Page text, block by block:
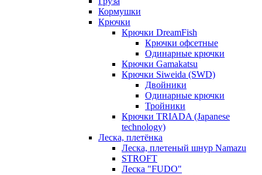
Кормушки
Крючки
Крючки DreamFish
Крючки офсетные
Одинарные крючки
Крючки Gamakatsu
Крючки Siweida (SWD)
Двойники
Одинарные крючки
Тройники
Крючки TRIADA (Japanese
technology)
Леска, плетёнка
Леска, плетеный шнур Namazu
STROFT
Леска "FUDO"